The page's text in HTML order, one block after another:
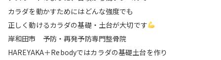
カラダを動かすためにはどんな強度でも
正しく動けるカラダの基礎・土台が大切です
岸和田市 予防・再発予防専門整骨院
HAREYAKA＋Rebodyではカラダの基礎土台を作り